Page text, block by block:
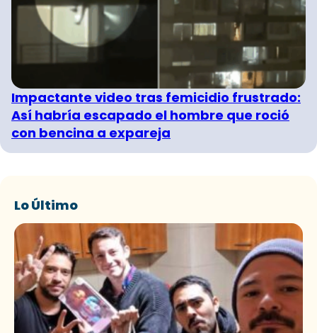
Impactante video tras femicidio frustrado:
Así habría escapado el hombre que roció
con bencina a expareja
Lo Último